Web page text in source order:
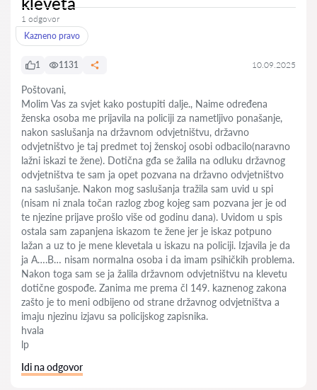
1 odgovor
Kazneno pravo
1 1131 10.09.2025
Poštovani,
Molim Vas za svjet kako postupiti dalje., Naime određena
ženska osoba me prijavila na policiji za nametljivo ponašanje,
nakon saslušanja na državnom odvjetništvu, državno
odvjetništvo je taj predmet toj ženskoj osobi odbacilo(naravno
lažni iskazi te žene). Dotična gđa se žalila na odluku državnog
odvjetništva te sam ja opet pozvana na državno odvjetništvo
na saslušanje. Nakon mog saslušanja tražila sam uvid u spi
(nisam ni znala točan razlog zbog kojeg sam pozvana jer je od
te njezine prijave prošlo više od godinu dana). Uvidom u spis
ostala sam zapanjena iskazom te žene jer je iskaz potpuno
lažan a uz to je mene klevetala u iskazu na policiji. Izjavila je da
ja A….B… nisam normalna osoba i da imam psihičkih problema.
Nakon toga sam se ja žalila državnom odvjetništvu na klevetu
dotične gospođe. Zanima me prema čl 149. kaznenog zakona
zašto je to meni odbijeno od strane državnog odvjetništva a
imaju njezinu izjavu sa policijskog zapisnika.
hvala
lp
Idi na odgovor